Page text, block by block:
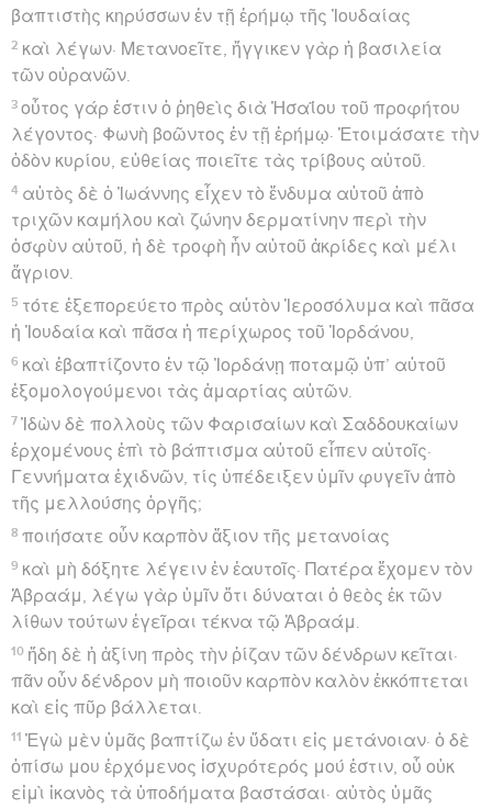
βαπτιστὴς κηρύσσων ἐν τῇ ἐρήμῳ τῆς Ἰουδαίας
2 καὶ λέγων· Μετανοεῖτε, ἤγγικεν γὰρ ἡ βασιλεία
τῶν οὐρανῶν.
3 οὗτος γάρ ἐστιν ὁ ῥηθεὶς διὰ Ἠσαΐου τοῦ προφήτου
λέγοντος· Φωνὴ βοῶντος ἐν τῇ ἐρήμῳ· Ἑτοιμάσατε τὴν
ὁδὸν κυρίου, εὐθείας ποιεῖτε τὰς τρίβους αὐτοῦ.
4 αὐτὸς δὲ ὁ Ἰωάννης εἶχεν τὸ ἔνδυμα αὐτοῦ ἀπὸ
τριχῶν καμήλου καὶ ζώνην δερματίνην περὶ τὴν
ὀσφὺν αὐτοῦ, ἡ δὲ τροφὴ ἦν αὐτοῦ ἀκρίδες καὶ μέλι
ἄγριον.
5 τότε ἐξεπορεύετο πρὸς αὐτὸν Ἱεροσόλυμα καὶ πᾶσα
ἡ Ἰουδαία καὶ πᾶσα ἡ περίχωρος τοῦ Ἰορδάνου,
6 καὶ ἐβαπτίζοντο ἐν τῷ Ἰορδάνῃ ποταμῷ ὑπ’ αὐτοῦ
ἐξομολογούμενοι τὰς ἁμαρτίας αὐτῶν.
7 Ἰδὼν δὲ πολλοὺς τῶν Φαρισαίων καὶ Σαδδουκαίων
ἐρχομένους ἐπὶ τὸ βάπτισμα αὐτοῦ εἶπεν αὐτοῖς·
Γεννήματα ἐχιδνῶν, τίς ὑπέδειξεν ὑμῖν φυγεῖν ἀπὸ
τῆς μελλούσης ὀργῆς;
8 ποιήσατε οὖν καρπὸν ἄξιον τῆς μετανοίας
9 καὶ μὴ δόξητε λέγειν ἐν ἑαυτοῖς· Πατέρα ἔχομεν τὸν
Ἀβραάμ, λέγω γὰρ ὑμῖν ὅτι δύναται ὁ θεὸς ἐκ τῶν
λίθων τούτων ἐγεῖραι τέκνα τῷ Ἀβραάμ.
10 ἤδη δὲ ἡ ἀξίνη πρὸς τὴν ῥίζαν τῶν δένδρων κεῖται·
πᾶν οὖν δένδρον μὴ ποιοῦν καρπὸν καλὸν ἐκκόπτεται
καὶ εἰς πῦρ βάλλεται.
11 Ἐγὼ μὲν ὑμᾶς βαπτίζω ἐν ὕδατι εἰς μετάνοιαν· ὁ δὲ
ὀπίσω μου ἐρχόμενος ἰσχυρότερός μού ἐστιν, οὗ οὐκ
εἰμὶ ἱκανὸς τὰ ὑποδήματα βαστάσαι· αὐτὸς ὑμᾶς